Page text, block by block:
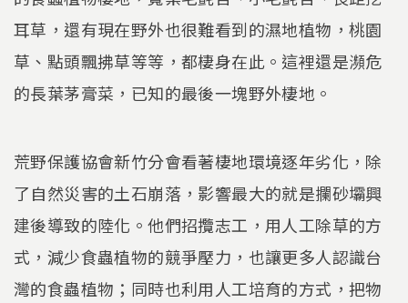
耳草，還有現在野外也很難看到的濕地植物，桃園
草、點頭飄拂草等等，都棲身在此。這裡還是瀕危
的長葉茅膏菜，已知的最後一塊野外棲地。
荒野保護協會新竹分會看著棲地環境逐年劣化，除
了自然災害的土石崩落，影響最大的就是攔砂壩興
建後導致的陸化。他們招攬志工，用人工除草的方
式，減少食蟲植物的競爭壓力，也讓更多人認識台
灣的食蟲植物；同時也利用人工培育的方式，把物